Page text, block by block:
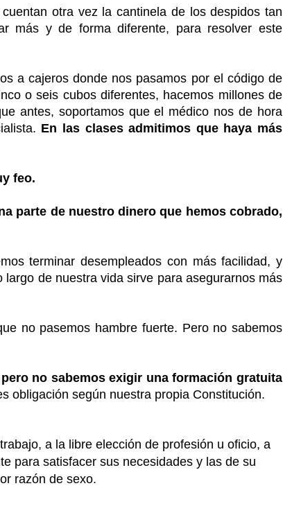
otra vez la cantinela de los despidos tan
más y de forma diferente, para resolver este
a cajeros donde nos pasamos por el código de
o seis cubos diferentes, hacemos millones de
antes, soportamos que el médico nos de hora
En las clases admitimos que haya más
feo.
parte de nuestro dinero que hemos cobrado,
terminar desempleados con más facilidad, y
de nuestra vida sirve para asegurarnos más
no pasemos hambre fuerte. Pero no sabemos
no sabemos exigir una formación gratuita
obligación según nuestra propia Constitución.
a la libre elección de profesión u oficio, a
para satisfacer sus necesidades y las de su
razón de sexo.